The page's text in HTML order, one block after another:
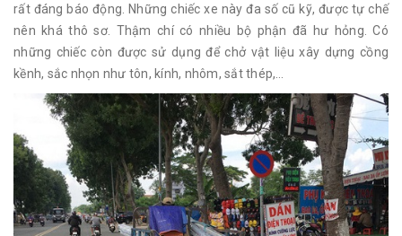
rất đáng báo động. Những chiếc xe này đa số cũ kỹ, được tự chế
nên khá thô sơ. Thậm chí có nhiều bộ phận đã hư hỏng. Có
những chiếc còn được sử dụng để chở vật liệu xây dựng cồng
kềnh, sắc nhọn như tôn, kính, nhôm, sắt thép,…